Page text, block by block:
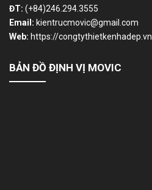
ĐT: (+84)246.294.3555
Email: kientrucmovic@gmail.com
Web: https://congtythietkenhadep.vn
BẢN ĐỒ ĐỊNH VỊ MOVIC